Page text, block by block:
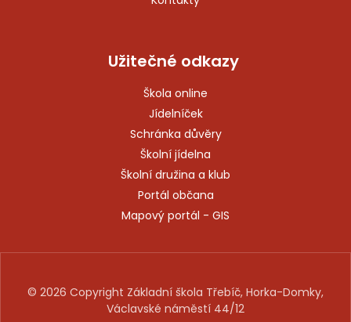
Užitečné odkazy
Škola online
Jídelníček
Schránka důvěry
Školní jídelna
Školní družina a klub
Portál občana
Mapový portál - GIS
© 2026 Copyright Základní škola Třebíč, Horka-Domky,
Václavské náměstí 44/12